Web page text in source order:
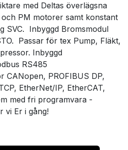
med Deltas överlägsna
PM motorer samt konstant
SVC. Inbyggd Bromsmodul
Passar för tex Pump, Fläkt,
Inbyggd
RS485
CANopen, PROFIBUS DP,
EtherNet/IP, EtherCAT,
med fri programvara -
vi Er i gång!